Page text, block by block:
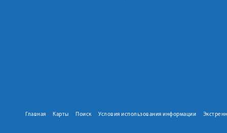
Главная Карты Поиск Условия использования информации